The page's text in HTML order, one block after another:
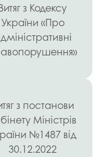
з Кодексу
України «Про
з постанови
Міністрів
№1487 від
30.12.2022